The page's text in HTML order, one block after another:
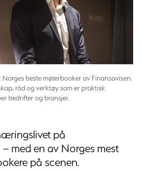
beste møterbooker av Finansavisen.
råd og verktøy som er praktisk
bedrifter og bransjer.
på
med en av Norges mest
på scenen.